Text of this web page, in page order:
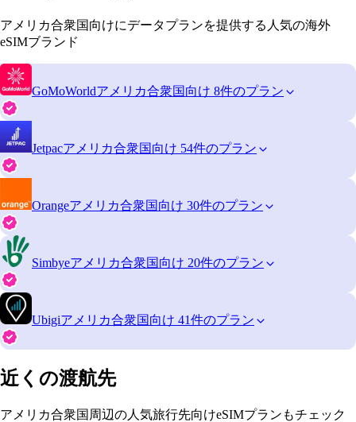
アメリカ合衆国向けにデータプランを提供する人気の海外
eSIMブランド
GoMoWorldアメリカ合衆国向け 8件のプラン
Jetpacアメリカ合衆国向け 54件のプラン
Orangeアメリカ合衆国向け 30件のプラン
Simbyeアメリカ合衆国向け 20件のプラン
Ubigiアメリカ合衆国向け 41件のプラン
近くの渡航先
アメリカ合衆国周辺の人気旅行先向けeSIMプランもチェック